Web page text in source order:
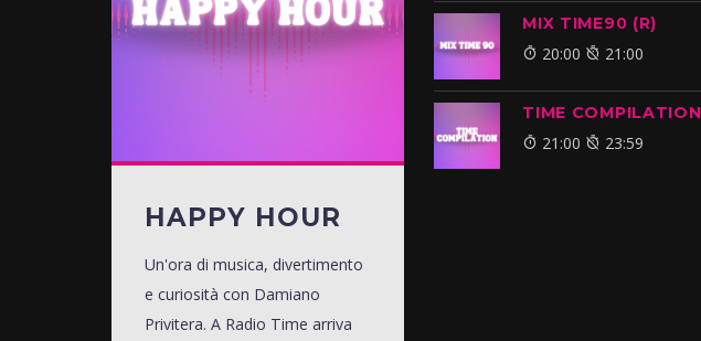
HAPPY HOUR
Un'ora di musica, divertimento
e curiosità con Damiano
Privitera. A Radio Time arriva
MIX TIME90 (R)
20:00 21:00
TIME COMPILATION
21:00 23:59